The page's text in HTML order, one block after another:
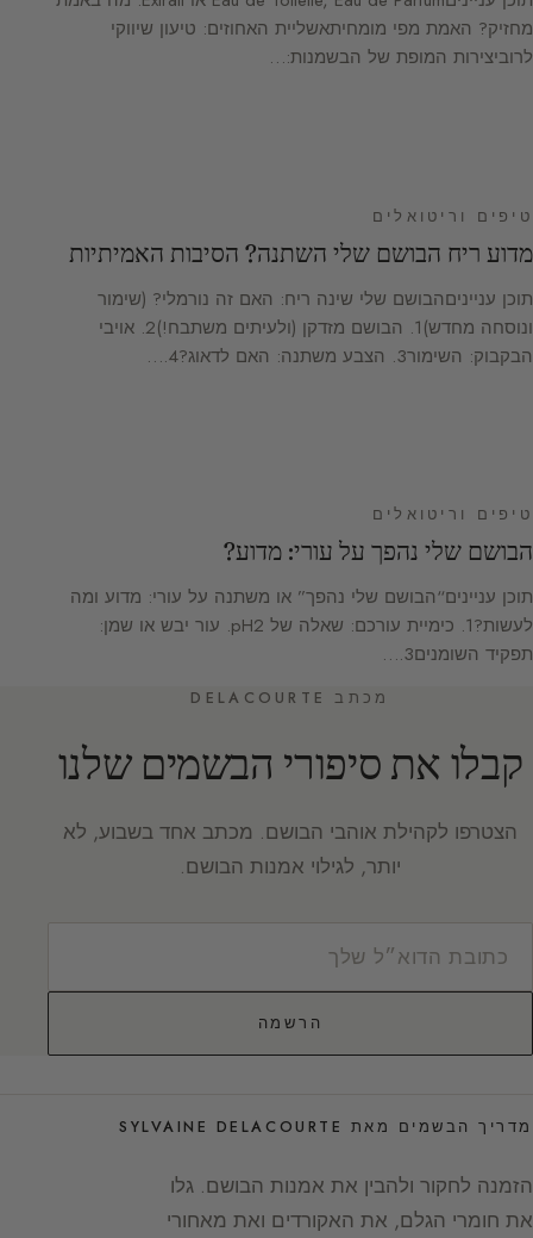
מחזיק? האמת מפי מומחיתאשליית האחוזים: טיעון שיווקי
לרוביצירות המופת של הבשמנות:…
טיפים וריטואלים
מדוע ריח הבושם שלי השתנה? הסיבות האמיתיות
תוכן ענייניםהבושם שלי שינה ריח: האם זה נורמלי? (שימור
ונוסחה מחדש)1. הבושם מזדקן (ולעיתים משתבח!)2. אויבי
הבקבוק: השימור3. הצבע משתנה: האם לדאוג?4.…
טיפים וריטואלים
הבושם שלי נהפך על עורי: מדוע?
תוכן עניינים“הבושם שלי נהפך” או משתנה על עורי: מדוע ומה
לעשות?1. כימיית עורכם: שאלה של pH2. עור יבש או שמן:
תפקיד השומנים3.…
מכתב DELACOURTE
קבלו את סיפורי הבשמים שלנו
הצטרפו לקהילת אוהבי הבושם. מכתב אחד בשבוע, לא
יותר, לגילוי אמנות הבושם.
הרשמה
מדריך הבשמים מאת SYLVAINE DELACOURTE
הזמנה לחקור ולהבין את אמנות הבושם. גלו
את חומרי הגלם, את האקורדים ואת מאחורי